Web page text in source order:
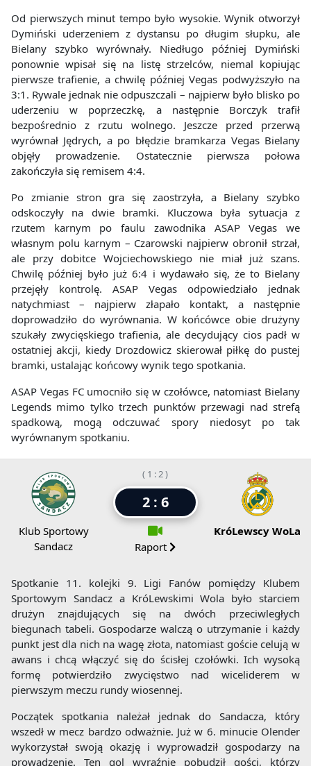
Od pierwszych minut tempo było wysokie. Wynik otworzył
Dymiński uderzeniem z dystansu po długim słupku, ale
Bielany szybko wyrównały. Niedługo później Dymiński
ponownie wpisał się na listę strzelców, niemal kopiując
pierwsze trafienie, a chwilę później Vegas podwyższyło na
3:1. Rywale jednak nie odpuszczali – najpierw było blisko po
uderzeniu w poprzeczkę, a następnie Borczyk trafił
bezpośrednio z rzutu wolnego. Jeszcze przed przerwą
wyrównał Jędrych, a po błędzie bramkarza Vegas Bielany
objęły prowadzenie. Ostatecznie pierwsza połowa
zakończyła się remisem 4:4.
Po zmianie stron gra się zaostrzyła, a Bielany szybko
odskoczyły na dwie bramki. Kluczowa była sytuacja z
rzutem karnym po faulu zawodnika ASAP Vegas we
własnym polu karnym – Czarowski najpierw obronił strzał,
ale przy dobitce Wojciechowskiego nie miał już szans.
Chwilę później było już 6:4 i wydawało się, że to Bielany
przejęły kontrolę. ASAP Vegas odpowiedziało jednak
natychmiast – najpierw złapało kontakt, a następnie
doprowadziło do wyrównania. W końcówce obie drużyny
szukały zwycięskiego trafienia, ale decydujący cios padł w
ostatniej akcji, kiedy Drozdowicz skierował piłkę do pustej
bramki, ustalając końcowy wynik tego spotkania.
ASAP Vegas FC umocniło się w czołówce, natomiast Bielany
Legends mimo tylko trzech punktów przewagi nad strefą
spadkową, mogą odczuwać spory niedosyt po tak
wyrównanym spotkaniu.
Klub Sportowy
Sandacz
( 1 : 2 )
2 : 6
Raport
KróLewscy WoLa
Spotkanie 11. kolejki 9. Ligi Fanów pomiędzy Klubem
Sportowym Sandacz a KróLewskimi Wola było starciem
drużyn znajdujących się na dwóch przeciwległych
biegunach tabeli. Gospodarze walczą o utrzymanie i każdy
punkt jest dla nich na wagę złota, natomiast goście celują w
awans i chcą włączyć się do ścisłej czołówki. Ich wysoką
formę potwierdziło zwycięstwo nad wiceliderem w
pierwszym meczu rundy wiosennej.
Początek spotkania należał jednak do Sandacza, który
wszedł w mecz bardzo odważnie. Już w 6. minucie Olender
wykorzystał swoją okazję i wyprowadził gospodarzy na
prowadzenie. Ten gol wyraźnie pobudził gości, którzy